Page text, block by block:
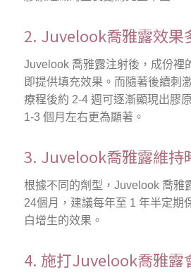
2. Juvelook喬雅露效果
Juvelook 喬雅露注射後，成份裡
即提供填充效果。而隨著後續刺
療程後約 2-4 週可逐漸顯現出膠
1-3 個月左右更為顯著。
3. Juvelook喬雅露維持
根據不同的劑型，Juvelook 喬雅
24個月，建議每年至 1 年半定期
白增生的效果。
4. 施打Juvelook喬雅露